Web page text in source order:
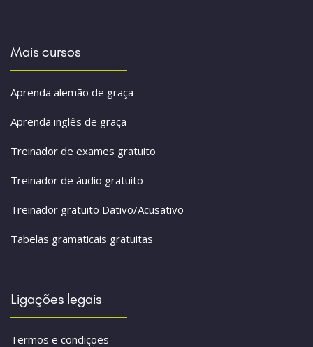
Mais cursos
Aprenda alemão de graça
Aprenda inglês de graça
Treinador de exames gratuito
Treinador de áudio gratuito
Treinador gratuito Dativo/Acusativo
Tabelas gramaticais gratuitas
Ligações legais
Termos e condições